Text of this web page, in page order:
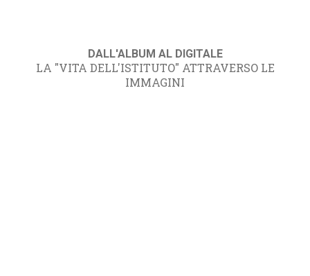
DALL'ALBUM AL DIGITALE
LA "VITA DELL'ISTITUTO" ATTRAVERSO LE
IMMAGINI